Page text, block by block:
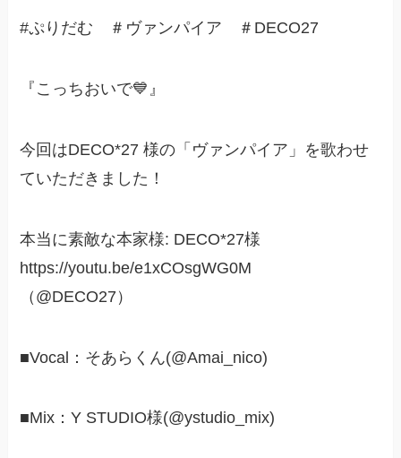
#ぷりだむ ＃ヴァンパイア ＃DECO27
『こっちおいで💙』
今回はDECO*27 様の「ヴァンパイア」を歌わせ
ていただきました！
本当に素敵な本家様: DECO*27様
https://youtu.be/e1xCOsgWG0M
（@DECO27）
■Vocal：そあらくん(@Amai_nico)
■Mix：Y STUDIO様(@ystudio_mix)